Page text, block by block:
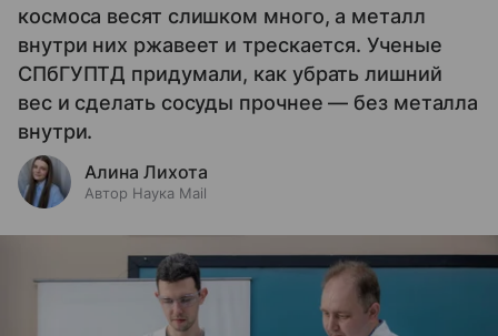
космоса весят слишком много, а металл
внутри них ржавеет и трескается. Ученые
СПбГУПТД придумали, как убрать лишний
вес и сделать сосуды прочнее — без металла
внутри.
Алина Лихота
Автор Наука Mail